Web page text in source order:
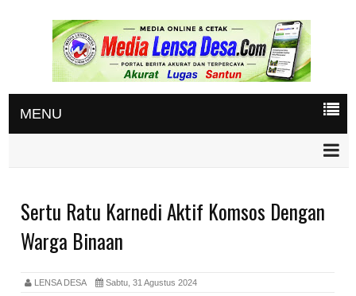
MENU
Sertu Ratu Karnedi Aktif Komsos Dengan
Warga Binaan
LENSA DESA Sabtu, 31 Agustus 2024